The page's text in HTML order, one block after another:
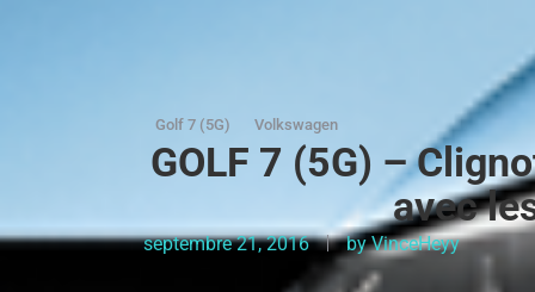
Golf 7 (5G) Volkswagen
GOLF 7 (5G) –
avec
septembre 21, 2016 byVinceHeyy